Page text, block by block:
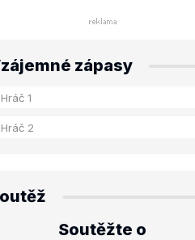
zápasy
Soutěžte o